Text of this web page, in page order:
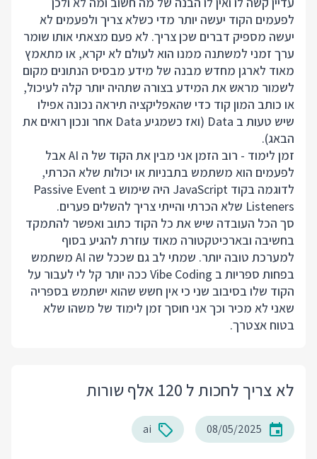
לפעמים הקוד יעשה יותר מדי כשלא צריך ולפעמים לא
יעשה מספיק דברים שכן צריך. לא פעם מצאתי אותו שומר
ערך זמני למשתנה ממנו הוא לעולם לא יקרא, או מתאמץ
מאוד לארגן מחדש מבנה של מידע מבסיס הנתונים מקום
לשמור מראש את המידע בצורה שתהיה יותר קלה לעיכול,
או כותב המון קוד כדי שהאפליקציה תיראה נכונה אפילו
שיש טעות ב Data (ואז כשמגיע Data אחר ונכון רואים את
הבאג).
זמן לימוד - רוב הזמן אני מבין את הקוד של ה AI אבל
לפעמים הוא משתמש בתבניות או יכולות שלא הכרתי,
לדוגמה בקוד JavaScript היה שימוש ב Passive Event
Listeners שלא הכרתי והייתי צריך להשלים פערים.
סך הכל העובדה שיש את כל הקוד כתוב ואפשר להתמקד
בחשיבה ובארכיטקטורה מאוד עוזרת להגיע בסוף
למערכת טובה יותר. שמתי לב גם שככל שה AI משתמש
בפחות ספריות ב Vibe Coding ככה יותר קל לי לעבור על
הקוד שלו בסיבוב שני כי אין חשש שהוא ישתמש בספריה
שאני לא מכיר וכך אני חוסך זמן לימוד של משהו שלא
בטוח אצטרך.
לא צריך לחכות ל 120 אלף שורות
08/05/2025
ai